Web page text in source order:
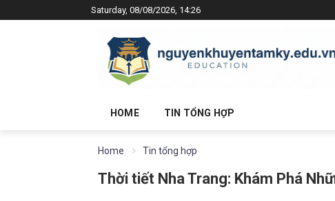
Saturday, 08/08/2026, 14:26
HOME TIN TỔNG HỢP
Home Tin tổng hợp
Thời tiết Nha Trang: Khám Phá